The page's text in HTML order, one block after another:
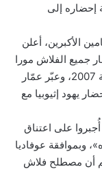
إحضاره إلى
الأكبرين، أعلن
جميع الفلاش مورا
– قرابة 18,000 شخص – إلى إسرائيل قبل نهاية 2007، وعبّر عمّار
يهود إثيوبيا مع
أُجبروا على اعتناق
وبموافقة عوفاديا
أن مصطلح فلاش